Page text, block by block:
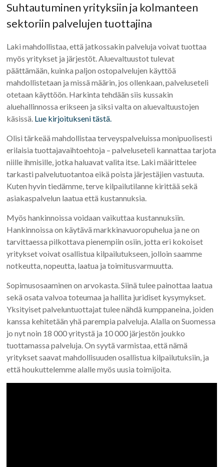
Suhtautuminen yrityksiin ja kolmanteen
sektoriin palvelujen tuottajina
Laki mahdollistaa, että jatkossakin palveluja voivat tuottaa
myös yritykset ja järjestöt. Aluevaltuustot tulevat
päättämään, kuinka paljon ostopalvelujen käyttöä
mahdollistetaan ja missä määrin, jos ollenkaan, palveluseteli
otetaan käyttöön. Harkinta tehdään siis kussakin
aluehallinnossa erikseen ja siksi valta on aluevaltuustojen
käsissä. Lue kirjoitukseni tästä.
Olisi tärkeää mahdollistaa terveyspalveluissa monipuolisesti
erilaisia tuottajavaihtoehtoja – palveluseteli kannattaa tarjota
niille ihmisille, jotka haluavat valita itse. Laki määrittelee
tarkasti palvelutuotantoa eikä poista järjestäjien vastuuta.
Kuten hyvin tiedämme, terve kilpailutilanne kirittää sekä
asiakaspalvelun laatua että kustannuksia.
Myös hankinnoissa voidaan vaikuttaa kustannuksiin.
Hankinnoissa on käytävä markkinavuoropuhelua ja ne on
tarvittaessa pilkottava pienempiin osiin, jotta eri kokoiset
yritykset voivat osallistua kilpailutukseen, jolloin saamme
notkeutta, nopeutta, laatua ja toimitusvarmuutta.
Sopimusosaaminen on arvokasta. Siinä tulee painottaa laatua
sekä osata valvoa toteumaa ja hallita juridiset kysymykset.
Yksityiset palveluntuottajat tulee nähdä kumppaneina, joiden
kanssa kehitetään yhä parempia palveluja. Alalla on Suomessa
jo nyt noin 18 000 yritystä ja 10 000 järjestön joukko
tuottamassa palveluja. On syytä varmistaa, että nämä
yritykset saavat mahdollisuuden osallistua kilpailutuksiin, ja
että houkuttelemme alalle myös uusia toimijoita.